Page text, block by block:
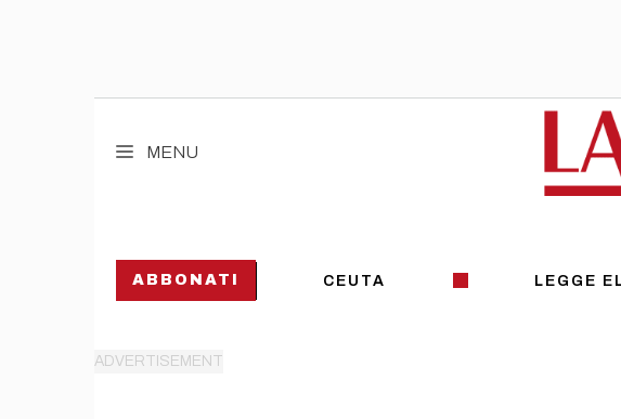
MENU
ABBONATI CEUTA LEGGE